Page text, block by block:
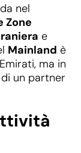
nel
Zone
e
Mainland è
ma in
un partner